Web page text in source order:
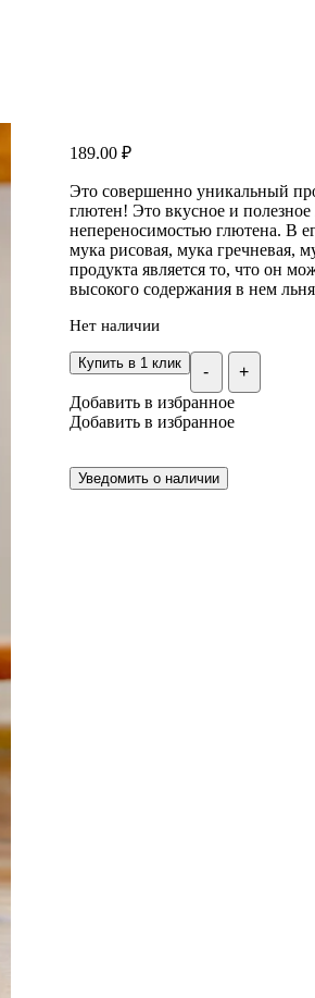
189.00 ₽
Это совершенно уникальный
глютен! Это вкусное и
непереносимостью глютена. В
мука рисовая, мука гречневая,
продукта является то, что он
высокого содержания в нем
Нет наличии
- +
Купить в 1 клик
Добавить в избранное
Добавить в избранное